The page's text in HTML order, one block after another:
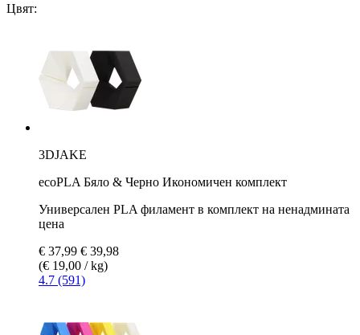
Цвят:
3DJAKE
ecoPLA Бяло & Черно Икономичен комплект
Универсален PLA филамент в комплект на ненадмината
цена
€ 37,99 € 39,98
(€ 19,00 / kg)
4.7 (591)